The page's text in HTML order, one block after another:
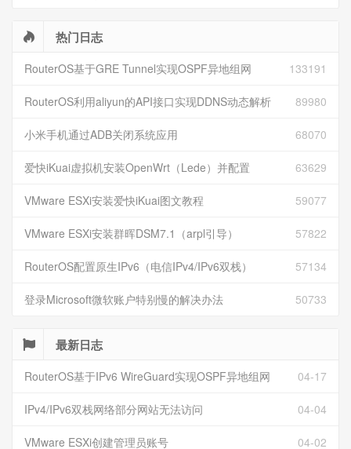
热门日志
133191
RouterOS基于GRE Tunnel实现OSPF异地组网
89980
RouterOS利用aliyun的API接口实现DDNS动态解析
68070
小米手机通过ADB关闭系统应用
63629
爱快iKuai虚拟机安装OpenWrt（Lede）并配置
59077
VMware ESXi安装爱快iKuai图文教程
57822
VMware ESXi安装群晖DSM7.1（arpl引导）
57134
RouterOS配置原生IPv6（电信IPv4/IPv6双栈）
50733
登录Microsoft微软账户特别慢的解决办法
最新日志
04-17
RouterOS基于IPv6 WireGuard实现OSPF异地组网
04-04
IPv4/IPv6双栈网络部分网站无法访问
04-02
VMware ESXi创建管理员账号